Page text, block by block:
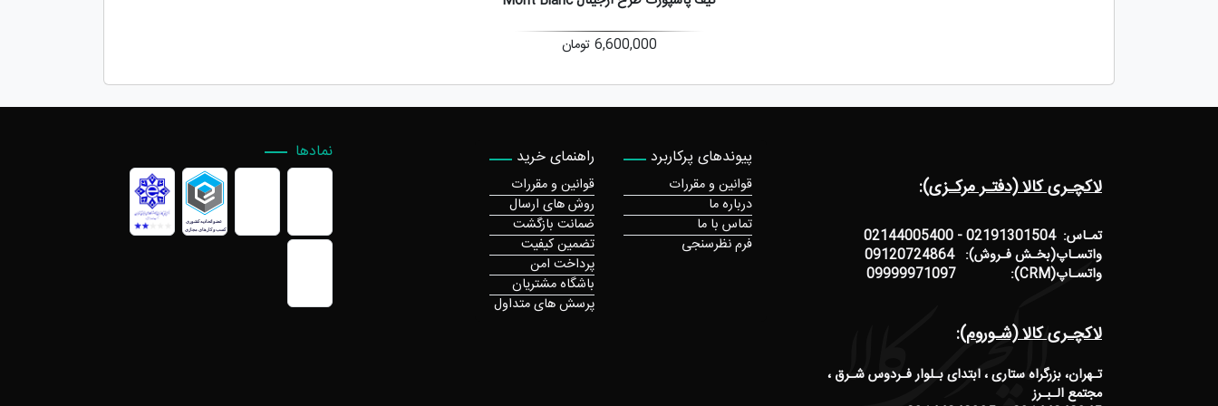
6,600,000 تومان
لاکچـری کالا (دفتـر مرکـزی):
تمـاس: 02191301504 - 02144005400
واتسـاپ(بخـش فـروش): 09120724864
واتسـاپ(CRM): 09999971097
لاکچـری کالا (شـوروم):
تـهران، بزرگراه ستاری ، ابتدای بـلوار فـردوس شـرق ،
مجتمع الـبـرز
پیوندهای پرکاربرد
قوانین و مقررات
درباره ما
تماس با ما
فرم نظرسنجی
راهنمای خرید
قوانین و مقررات
روش های ارسال
ضمانت بازگشت
تضمین کیفیت
پرداخت امن
باشگاه مشتریان
پرسش های متداول
نمادها